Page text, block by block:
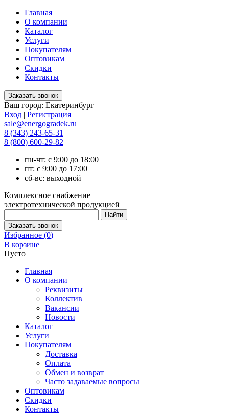
Главная
О компании
Каталог
Услуги
Покупателям
Оптовикам
Скидки
Контакты
Ваш город: Екатеринбург
Вход | Регистрация
sale@energogradek.ru
8 (343) 243-65-31
8 (800) 600-29-82
пн-чт: с 9:00 до 18:00
пт: с 9:00 до 17:00
сб-вс: выходной
Комплексное снабжение
электротехнической продукцией
Избранное (0)
В корзине
Пусто
Главная
О компании
Реквизиты
Коллектив
Вакансии
Новости
Каталог
Услуги
Покупателям
Доставка
Оплата
Обмен и возврат
Часто задаваемые вопросы
Оптовикам
Скидки
Контакты